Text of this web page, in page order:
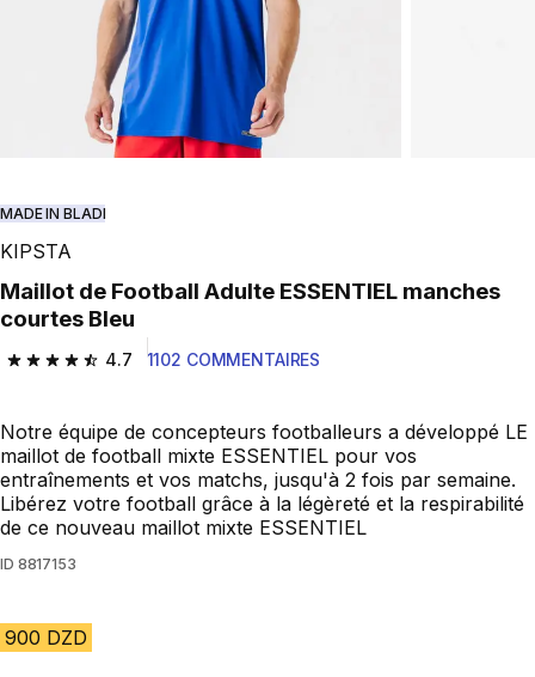
MADE IN BLADI
KIPSTA
Maillot de Football Adulte ESSENTIEL manches
courtes Bleu
4.7
4.7 out of 5 stars from 1102 reviews
1102 COMMENTAIRES
Notre équipe de concepteurs footballeurs a développé LE
maillot de football mixte ESSENTIEL pour vos
entraînements et vos matchs, jusqu'à 2 fois par semaine.
Libérez votre football grâce à la légèreté et la respirabilité
de ce nouveau maillot mixte ESSENTIEL
ID 8817153
900 DZD